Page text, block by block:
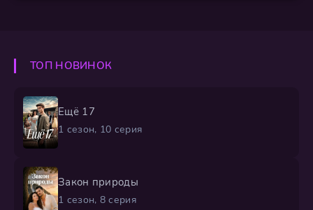
ТОП НОВИНОК
Ещё 17
1 сезон, 10 серия
Закон природы
1 сезон, 8 серия